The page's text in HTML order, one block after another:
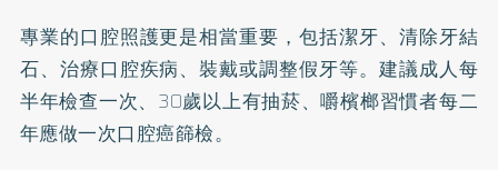
專業的口腔照護更是相當重要，包括潔牙、清除牙結
石、治療口腔疾病、裝戴或調整假牙等。建議成人每
半年檢查一次、30歲以上有抽菸、嚼檳榔習慣者每二
年應做一次口腔癌篩檢。